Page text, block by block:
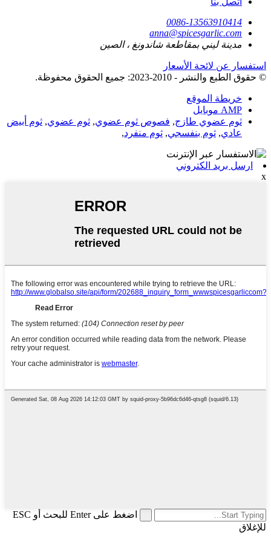
0086-13563910414
anna@spicesgarlic.com
مدينة ليني بمقاطعة شاندونغ ، الصين
استفسار عن لائحة الأسعار
© حقوق الطبع والنشر - 2010-2023: جميع الحقوق محفوظة.
خريطة الموقع
AMP موبايل
ثوم عضوي طازج, فصوص ثوم عضوي, ثوم عضوي, ثوم أبيض
عادي, ثوم بنفسجي, ثوم منفرد,
ارسل بريد الكتروني
x
اضغط على Enter للبحث أو ESC
للإغلاق